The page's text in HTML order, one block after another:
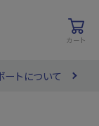
カート
ートについて